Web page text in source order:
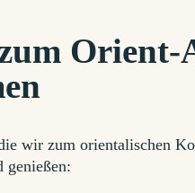
Orient-
wir zum orientalischen
genießen: